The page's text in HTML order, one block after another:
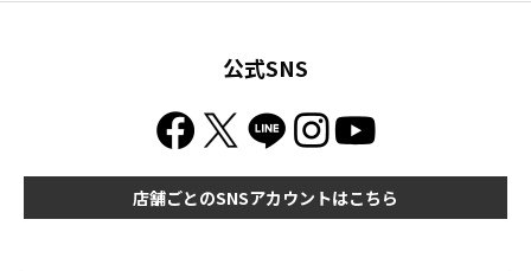
公式SNS
店舗ごとのSNSアカウントはこちら